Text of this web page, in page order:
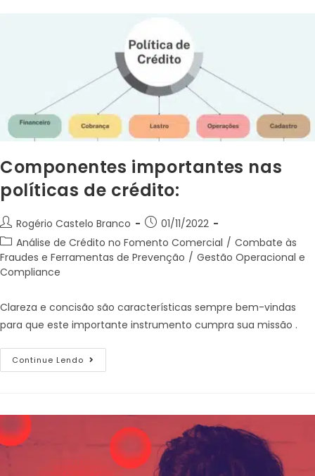
Componentes importantes nas
políticas de crédito:
Rogério Castelo Branco
01/11/2022
Análise de Crédito no Fomento Comercial / Combate às
Fraudes e Ferramentas de Prevenção / Gestão Operacional e
Compliance
Clareza e concisão são características sempre bem-vindas
para que este importante instrumento cumpra sua missão .
Continue Lendo